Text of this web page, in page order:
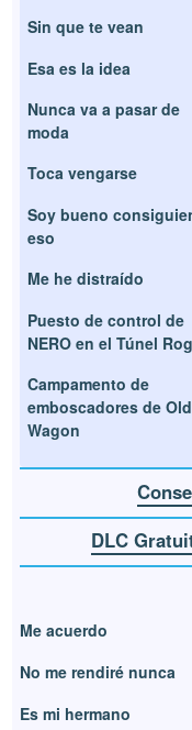
Sin que te vean
Esa es la idea
Nunca va a pasar de
moda
Toca vengarse
Soy bueno
eso
Me he distraído
Puesto de control de
NERO en el Túnel
Campamento de
emboscadores de Old
Wagon
DLC
Me acuerdo
No me rendiré nunca
Es mi hermano